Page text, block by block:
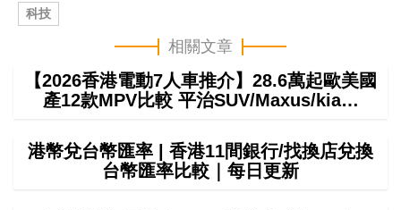
科技
相關文章
【2026香港電動7人車推介】28.6萬起歐美國
產12款MPV比較 平治SUV/Maxus/kia…
港幣兌台幣匯率 | 香港11間銀行/找換店兌換
台幣匯率比較｜每日更新